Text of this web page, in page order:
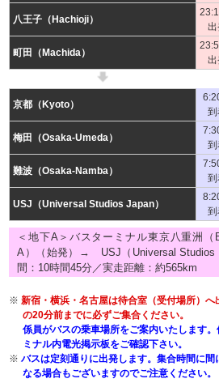
八王子（Hachioji）
出
町田（Machida）
出
京都（Kyoto）
到
梅田（Osaka-Umeda）
到
難波（Osaka-Namba）
到
USJ（Universal Studios Japan）
到
＜地下A＞バスターミナル東京八重洲（
A）（始発）→ USJ（Universal Studios
間：10時間45分／実走距離：約565km
※新宿・横浜・名古屋は待合室（受付場所）
の20分前までに必ずご集合ください。
係員がバスの乗車場所をご案内いたします
ミナル内電光掲示板をご確認下さい。
※バスは定刻通りに出発します。集合時間に間
なる場合もございますのでご注意ください。